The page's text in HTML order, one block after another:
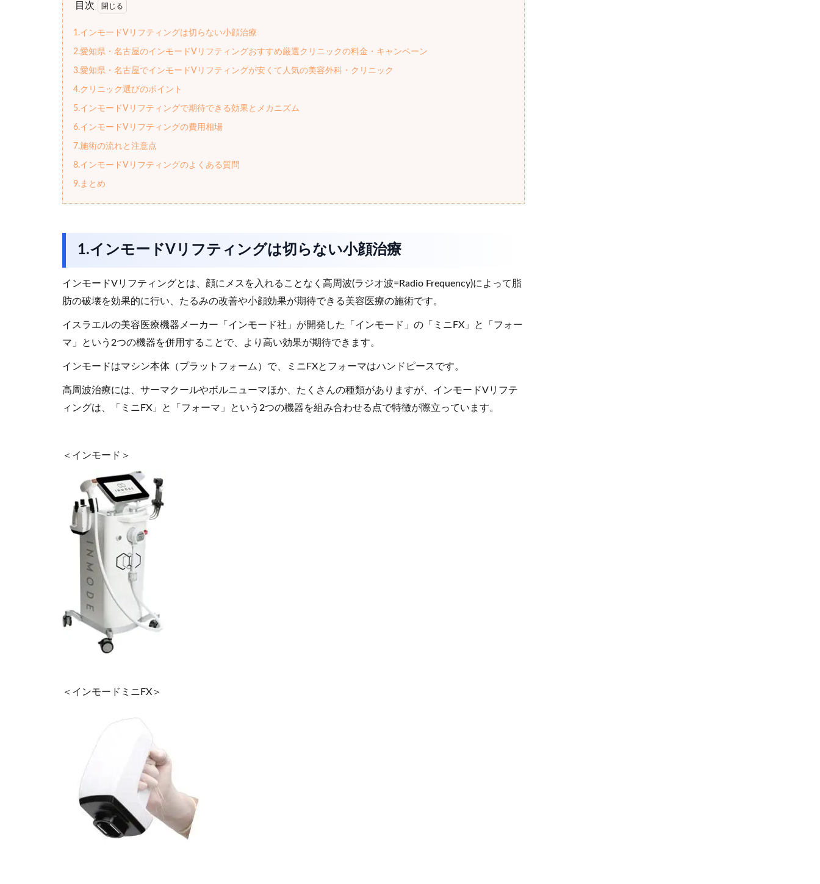
目次
1.インモードVリフティングは切らない小顔治療
2.愛知県・名古屋のインモードVリフティングおすすめ厳選クリニックの料金・キャンペーン
3.愛知県・名古屋でインモードVリフティングが安くて人気の美容外科・クリニック
4.クリニック選びのポイント
5.インモードVリフティングで期待できる効果とメカニズム
6.インモードVリフティングの費用相場
7.施術の流れと注意点
8.インモードVリフティングのよくある質問
9.まとめ
1.インモードVリフティングは切らない小顔治療
インモードVリフティングとは、顔にメスを入れることなく高周波(ラジオ波=Radio Frequency)によって脂
肪の破壊を効果的に行い、たるみの改善や小顔効果が期待できる美容医療の施術です。
イスラエルの美容医療機器メーカー「インモード社」が開発した「インモード」の「ミニFX」と「フォー
マ」という2つの機器を併用することで、より高い効果が期待できます。
インモードはマシン本体（プラットフォーム）で、ミニFXとフォーマはハンドピースです。
高周波治療には、サーマクールやボルニューマほか、たくさんの種類がありますが、インモードVリフテ
ィングは、「ミニFX」と「フォーマ」という2つの機器を組み合わせる点で特徴が際立っています。
＜インモード＞
＜インモードミニFX＞